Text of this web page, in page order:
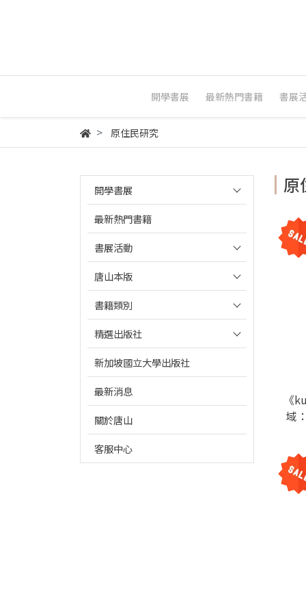
開學書展 最新熱門書籍 書展
原住民研究
開學書展
最新熱門書籍
書展活動
唐山本版
書籍類別
精選出版社
新加坡國立大學出版社
最新消息
關於唐山
客服中心
原
《
域